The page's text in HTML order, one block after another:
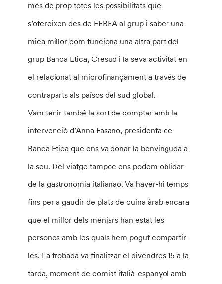
més de prop totes les possibilitats que
s’ofereixen des de FEBEA al grup i saber una
mica millor com funciona una altra part del
grup Banca Etica,Cresud i la seva activitat en
el relacionat al microfinançament a través de
contraparts als països del sud global.
Vam tenir també la sort de comptar amb la
intervenció d’Anna Fasano, presidenta de
Banca Etica que ens va donar la benvinguda a
la seu. Del viatge tampoc ens podem oblidar
de la gastronomia italianao. Va haver-hi temps
fins per a gaudir de plats de cuina àrab encara
que el millor dels menjars han estat les
persones amb les quals hem pogut compartir-
les. La trobada va finalitzar el divendres 15 a la
tarda, moment de comiat italià-espanyol amb